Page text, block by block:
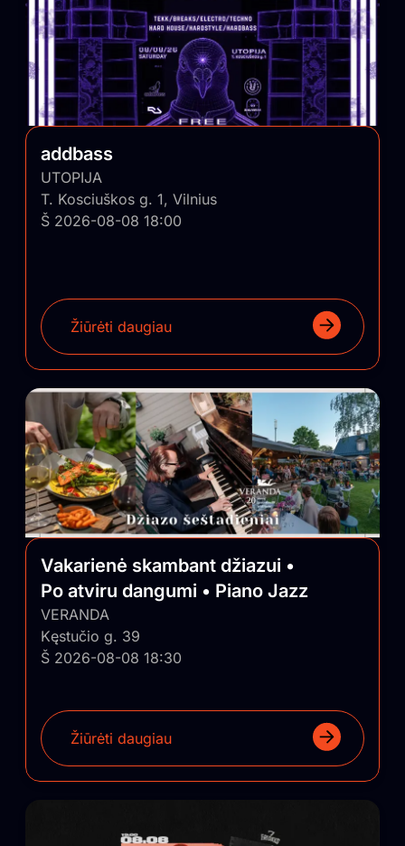
addbass
UTOPIJA
T. Kosciuškos g. 1, Vilnius
Š 2026-08-08 18:00
Žiūrėti daugiau
Vakarienė skambant džiazui •
Po atviru dangumi • Piano Jazz
VERANDA
Kęstučio g. 39
Š 2026-08-08 18:30
Žiūrėti daugiau